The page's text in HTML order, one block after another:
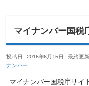
マイナンバー国税
投稿日 : 2015年6月15日 最終更
ナンバー
マイナンバー国税庁サイ